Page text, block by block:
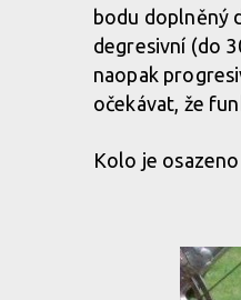
bodu doplněný
degresivní (do
naopak
očekávat, že
Kolo je